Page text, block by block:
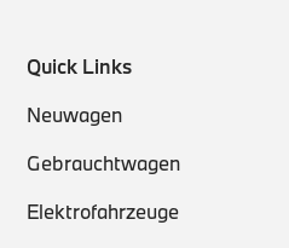
Quick Links
Neuwagen
Gebrauchtwagen
Elektrofahrzeuge